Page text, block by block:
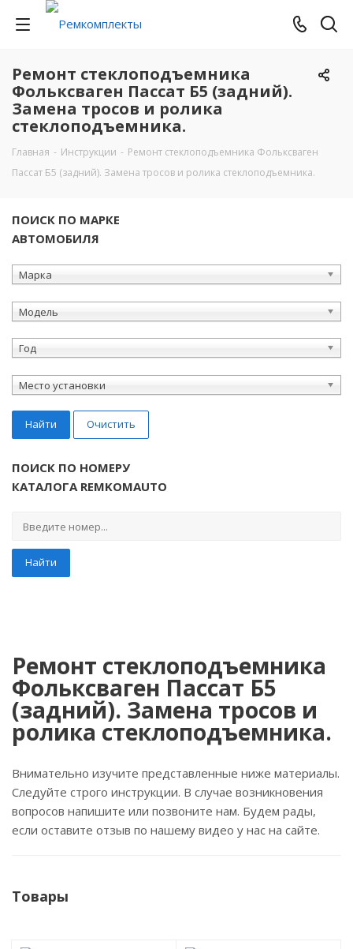
Ремонт стеклоподъемника
Фольксваген Пассат Б5 (задний).
Замена тросов и ролика
стеклоподъемника.
Главная - Инструкции - Ремонт стеклоподъемника Фольксваген
Пассат Б5 (задний). Замена тросов и ролика стеклоподъемника.
ПОИСК ПО МАРКЕ
АВТОМОБИЛЯ
Марка
Модель
Год
Место установки
Найти Очистить
ПОИСК ПО НОМЕРУ
КАТАЛОГА REMKOMAUTO
Найти
Ремонт стеклоподъемника
Фольксваген Пассат Б5
(задний). Замена тросов и
ролика стеклоподъемника.
Внимательно изучите представленные ниже материалы.
Следуйте строго инструкции. В случае возникновения
вопросов напишите или позвоните нам. Будем рады,
если оставите отзыв по нашему видео у нас на сайте.
Товары